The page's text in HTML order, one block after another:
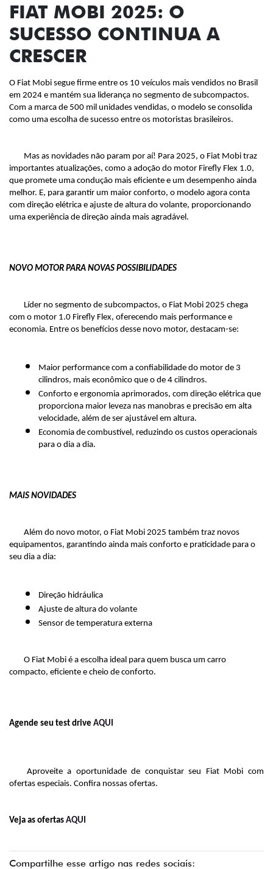
FIAT MOBI 2025: O
SUCESSO CONTINUA A
CRESCER
O Fiat Mobi segue firme entre os 10 veículos mais vendidos no Brasil
em 2024 e mantém sua liderança no segmento de subcompactos.
Com a marca de 500 mil unidades vendidas, o modelo se consolida
como uma escolha de sucesso entre os motoristas brasileiros.
Mas as novidades não param por aí! Para 2025, o Fiat Mobi traz
importantes atualizações, como a adoção do motor Firefly Flex 1.0,
que promete uma condução mais eficiente e um desempenho ainda
melhor. E, para garantir um maior conforto, o modelo agora conta
com direção elétrica e ajuste de altura do volante, proporcionando
uma experiência de direção ainda mais agradável.
NOVO MOTOR PARA NOVAS POSSIBILIDADES
Líder no segmento de subcompactos, o Fiat Mobi 2025 chega
com o motor 1.0 Firefly Flex, oferecendo mais performance e
economia. Entre os benefícios desse novo motor, destacam-se:
Maior performance com a confiabilidade do motor de 3
cilindros, mais econômico que o de 4 cilindros.
Conforto e ergonomia aprimorados, com direção elétrica que
proporciona maior leveza nas manobras e precisão em alta
velocidade, além de ser ajustável em altura.
Economia de combustível, reduzindo os custos operacionais
para o dia a dia.
MAIS NOVIDADES
Além do novo motor, o Fiat Mobi 2025 também traz novos
equipamentos, garantindo ainda mais conforto e praticidade para o
seu dia a dia:
Direção hidráulica
Ajuste de altura do volante
Sensor de temperatura externa
O Fiat Mobi é a escolha ideal para quem busca um carro
compacto, eficiente e cheio de conforto.
Agende seu test drive AQUI
Aproveite a oportunidade de conquistar seu Fiat Mobi com
ofertas especiais. Confira nossas ofertas.
Veja as ofertas AQUI
Compartilhe esse artigo nas redes sociais: